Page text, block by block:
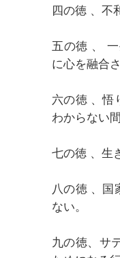
四の徳 、不
五の徳 、
に心を融合さ
六の徳 、悟
わからない
七の徳 、生
八の徳 、国
ない。
九の徳、サ